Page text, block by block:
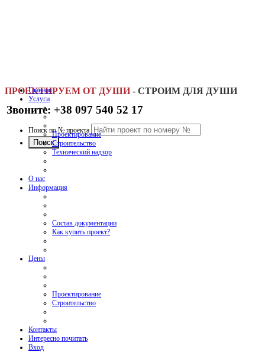
ПРОЕКТИРУЕМ ОТ ДУШИ - СТРОИМ ДЛЯ ДУШИ
Звоните: +38 097 540 52 17
Поиск по № проекта
Главная
Услуги
Проектирование
Строительство
Технический надзор
О нас
Информация
Состав документации
Как купить проект?
Цены
Проектирование
Строительство
Контакты
Интересно почитать
Вход